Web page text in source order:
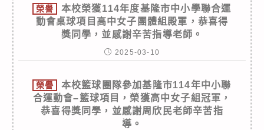
榮譽
本校榮獲114年度基隆市中小學聯合運
動會桌球項目高中女子團體組殿軍，恭喜得
獎同學，並感謝辛苦指導老師。
2025-03-10
榮譽
本校籃球團隊參加基隆市114年中小聯
合運動會–籃球項目，榮獲高中女子組冠軍，
恭喜得獎同學，並感謝周欣民老師辛苦指
導。